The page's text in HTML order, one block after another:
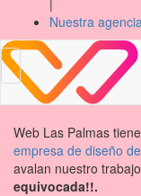
|
Nuestra
Toggle
navigation
Web Las Palmas
empresa de diseño
avalan nuestro
equivocada!!.